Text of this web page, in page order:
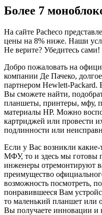
Более 7
На сайте Pacheco
цены на 8% ниже. Наши
Не верите? Убедитесь сами!
Добро пожаловать на
компании Де Пачеко,
партнером Hewlett-Packard.
Вы сможете найти,
планшеты, принтеры, мфу,
материалы HP. Можно
картриджей или провести
подлинности или
Если у Вас возникли
МФУ, то и здесь мы готовы
инженеры отремонтируют
преимущество
возможность посмотреть,
понравившееся Вам
то маленький планшет или
Вы получаете инновации и